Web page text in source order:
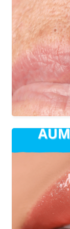
los
líneas